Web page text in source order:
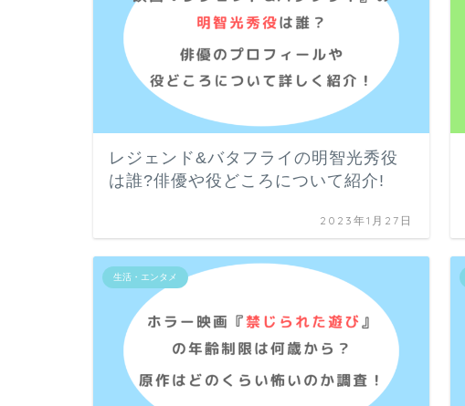
レジェンド&バタフライの明智光秀役
は誰?俳優や役どころについて紹介!
2023年1月27日
生活・エンタメ